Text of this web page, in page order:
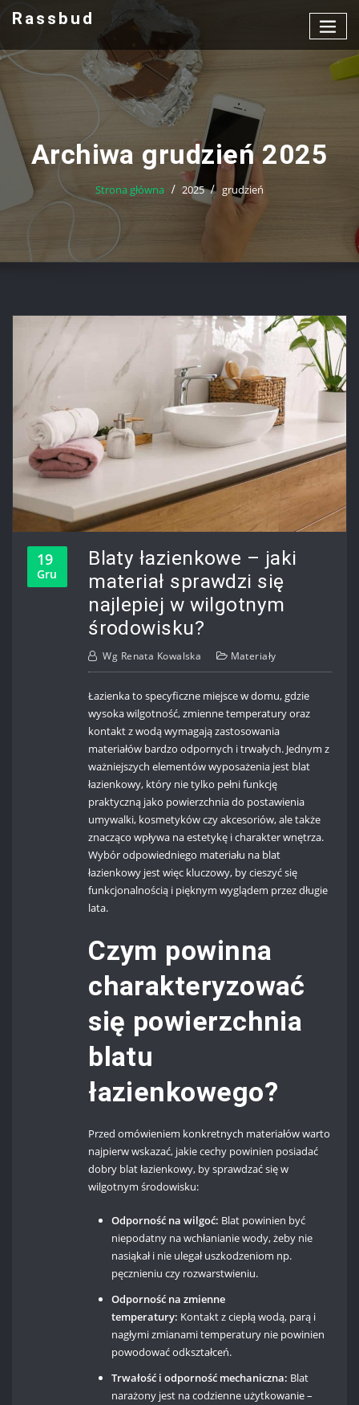
Rassbud
Archiwa grudzień 2025
Strona główna 2025 grudzień
19
Gru
Blaty łazienkowe – jaki
materiał sprawdzi się
najlepiej w wilgotnym
środowisku?
Wg Renata Kowalska Materiały
Łazienka to specyficzne miejsce w domu, gdzie
wysoka wilgotność, zmienne temperatury oraz
kontakt z wodą wymagają zastosowania
materiałów bardzo odpornych i trwałych. Jednym z
ważniejszych elementów wyposażenia jest blat
łazienkowy, który nie tylko pełni funkcję
praktyczną jako powierzchnia do postawienia
umywalki, kosmetyków czy akcesoriów, ale także
znacząco wpływa na estetykę i charakter wnętrza.
Wybór odpowiedniego materiału na blat
łazienkowy jest więc kluczowy, by cieszyć się
funkcjonalnością i pięknym wyglądem przez długie
lata.
Czym powinna
charakteryzować
się powierzchnia
blatu
łazienkowego?
Przed omówieniem konkretnych materiałów warto
najpierw wskazać, jakie cechy powinien posiadać
dobry blat łazienkowy, by sprawdzać się w
wilgotnym środowisku:
Odporność na wilgoć: Blat powinien być
niepodatny na wchłanianie wody, żeby nie
nasiąkał i nie ulegał uszkodzeniom np.
pęcznieniu czy rozwarstwieniu.
Odporność na zmienne
temperatury: Kontakt z ciepłą wodą, parą i
nagłymi zmianami temperatury nie powinien
powodować odkształceń.
Trwałość i odporność mechaniczna: Blat
narażony jest na codzienne użytkowanie –